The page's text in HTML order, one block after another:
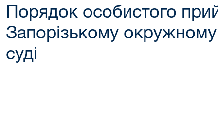
Порядок особистого
Запорізькому окружному
суді